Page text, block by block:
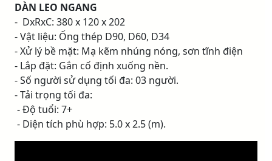
DÀN LEO NGANG
- DxRxC: 380 x 120 x 202
- Vật liệu: Ống thép D90, D60, D34
- Xử lý bề mặt: Mạ kẽm nhúng nóng, sơn tĩnh điện
- Lắp đặt: Gắn cố định xuống nền.
- Số người sử dụng tối đa: 03 người.
- Tải trọng tối đa:
- Độ tuổi: 7+
- Diện tích phù hợp: 5.0 x 2.5 (m).